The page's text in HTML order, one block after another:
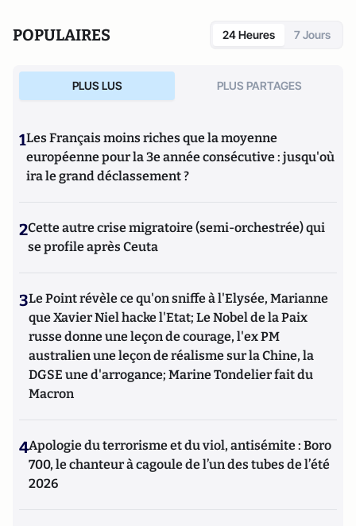
POPULAIRES 24 Heures 7 Jours
PLUS LUS PLUS PARTAGES
1Les Français moins riches que la moyenne
européenne pour la 3e année consécutive : jusqu'où
ira le grand déclassement ?
2Cette autre crise migratoire (semi-orchestrée) qui
se profile après Ceuta
3Le Point révèle ce qu'on sniffe à l'Elysée, Marianne
que Xavier Niel hacke l'Etat; Le Nobel de la Paix
russe donne une leçon de courage, l'ex PM
australien une leçon de réalisme sur la Chine, la
DGSE une d'arrogance; Marine Tondelier fait du
Macron
4Apologie du terrorisme et du viol, antisémite : Boro
700, le chanteur à cagoule de l’un des tubes de l’été
2026